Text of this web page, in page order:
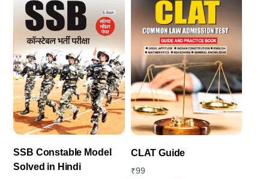
SSB Constable Model
Solved in Hindi
CLAT Guide
₹99